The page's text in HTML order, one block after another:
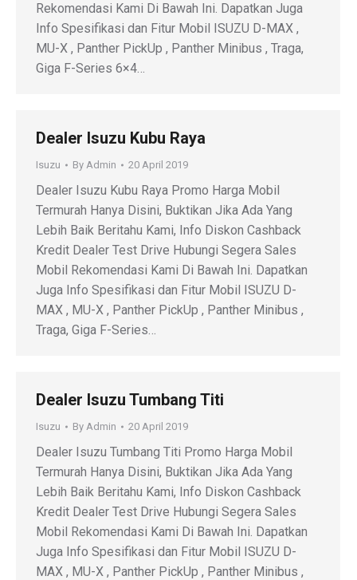
Rekomendasi Kami Di Bawah Ini. Dapatkan Juga
Info Spesifikasi dan Fitur Mobil ISUZU D-MAX ,
MU-X , Panther PickUp , Panther Minibus , Traga,
Giga F-Series 6×4…
Dealer Isuzu Kubu Raya
Isuzu By Admin 20 April 2019
Dealer Isuzu Kubu Raya Promo Harga Mobil
Termurah Hanya Disini, Buktikan Jika Ada Yang
Lebih Baik Beritahu Kami, Info Diskon Cashback
Kredit Dealer Test Drive Hubungi Segera Sales
Mobil Rekomendasi Kami Di Bawah Ini. Dapatkan
Juga Info Spesifikasi dan Fitur Mobil ISUZU D-
MAX , MU-X , Panther PickUp , Panther Minibus ,
Traga, Giga F-Series…
Dealer Isuzu Tumbang Titi
Isuzu By Admin 20 April 2019
Dealer Isuzu Tumbang Titi Promo Harga Mobil
Termurah Hanya Disini, Buktikan Jika Ada Yang
Lebih Baik Beritahu Kami, Info Diskon Cashback
Kredit Dealer Test Drive Hubungi Segera Sales
Mobil Rekomendasi Kami Di Bawah Ini. Dapatkan
Juga Info Spesifikasi dan Fitur Mobil ISUZU D-
MAX , MU-X , Panther PickUp , Panther Minibus ,